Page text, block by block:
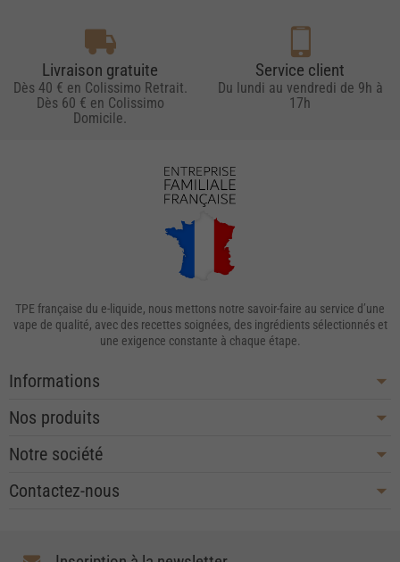
Livraison gratuite
Dès 40 € en Colissimo Retrait.
Dès 60 € en Colissimo
Domicile.
Service client
Du lundi au vendredi de 9h à
17h
TPE française du e-liquide, nous mettons notre savoir-faire au service d’une
vape de qualité, avec des recettes soignées, des ingrédients sélectionnés et
une exigence constante à chaque étape.
Informations
Nos produits
Notre société
Contactez-nous